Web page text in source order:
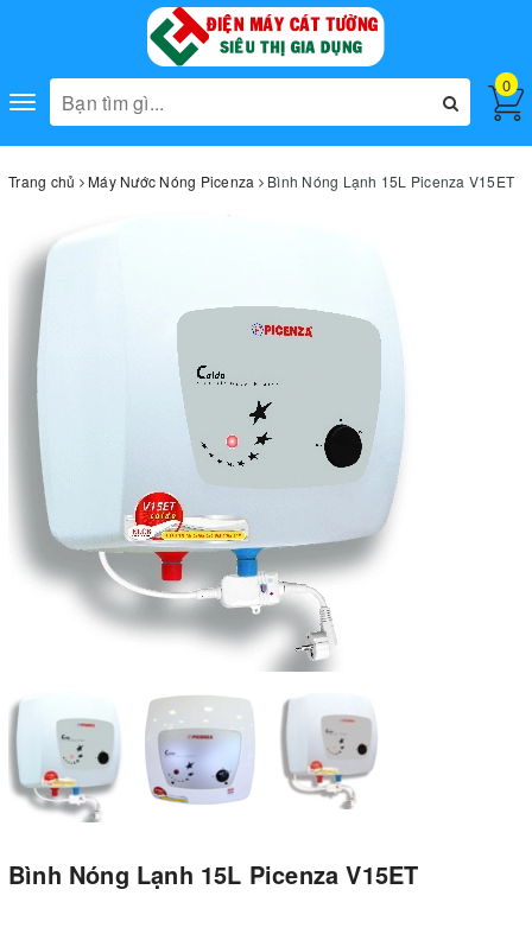
Toggle
navigation
0
Trang chủ Máy Nước Nóng Picenza Bình Nóng Lạnh 15L Picenza V15ET
Bình Nóng Lạnh 15L Picenza V15ET